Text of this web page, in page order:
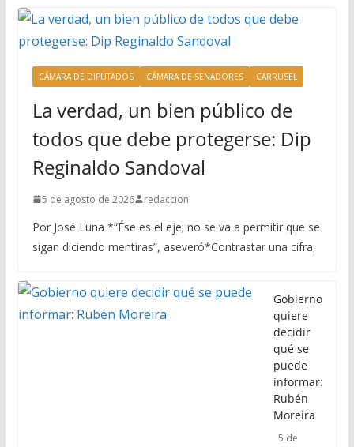
CÁMARA DE DIPUTADOS CÁMARA DE SENADORES CARRUSEL
La verdad, un bien público de
todos que debe protegerse: Dip
Reginaldo Sandoval
5 de agosto de 2026 redaccion
Por José Luna *“Ése es el eje; no se va a permitir que se
sigan diciendo mentiras”, aseveró*Contrastar una cifra,
Gobierno
quiere
decidir
qué se
puede
informar:
Rubén
Moreira
5 de